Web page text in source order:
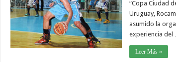
“Copa Ciudad
Uruguay,
asumido la
experiencia del
Leer Más »